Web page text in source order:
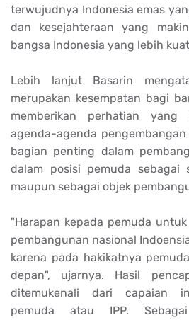
terwujudnya Indonesia emas
dan kesejahteraan yang
bangsa Indonesia yang lebih
Lebih lanjut Basarin
merupakan kesempatan bagi
memberikan perhatian
agenda-agenda
bagian penting dalam
dalam posisi pemuda sebagai
maupun sebagai objek
"Harapan kepada pemuda
pembangunan nasional
karena pada hakikatnya
depan", ujarnya. Hasil
ditemukenali dari capaian
pemuda atau IPP.